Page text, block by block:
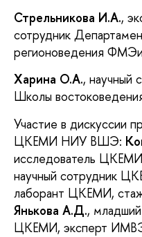
Стрельникова И.А.,
сотрудник
регионоведения
Харина О.А., научный
Школы
Участие в дискуссии
ЦКЕМИ НИУ ВШЭ:
исследователь
научный сотрудник
лаборант ЦКЕМИ,
Янькова А.Д.,
ЦКЕМИ, эксперт